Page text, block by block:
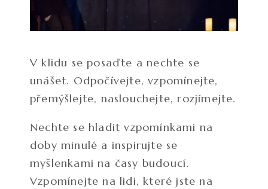
V klidu se posaďte a nechte se
unášet. Odpočívejte, vzpomínejte,
přemýšlejte, naslouchejte, rozjímejte.
Nechte se hladit vzpomínkami na
doby minulé a inspirujte se
myšlenkami na časy budoucí.
Vzpomínejte na lidi, které jste na